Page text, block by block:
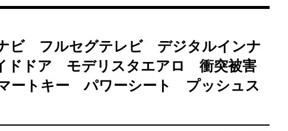
ビ フルセグテレビ デジタルインナ
ドドア モデリスタエアロ 衝突被害
ートキー パワーシート プッシュス